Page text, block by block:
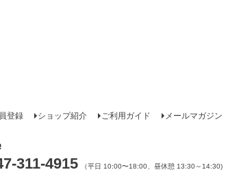
登録 ショップ紹介 ご利用ガイド メールマガジン
311-4915 （平日 10:00〜18:00、昼休憩 13:30～14:30)